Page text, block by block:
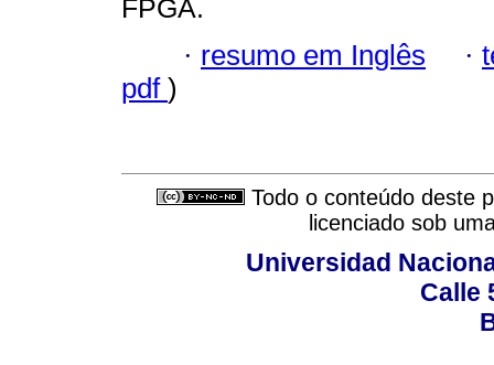
FPGA.
· resumo em Inglês ·
pdf )
Todo o conteúdo deste
licenciado sob
Universidad
Calle